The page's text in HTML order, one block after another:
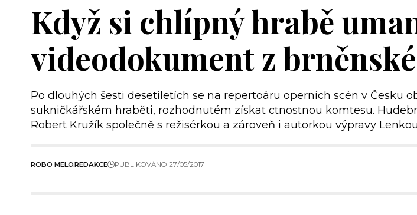
Když si chlípný hrabě
videodokument z
Po dlouhých šesti desetiletích se na repertoáru operních scén v Česku
sukničkářském hraběti, rozhodnutém získat ctnostnou komtesu.
Robert Kružík společně s režisérkou a zároveň i autorkou výpravy
ROBO MELOREDAKCE PUBLIKOVÁNO 27/05/2017